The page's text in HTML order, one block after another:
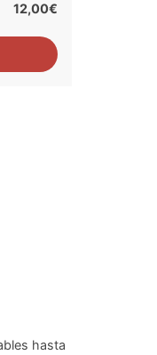
12,00€
hasta